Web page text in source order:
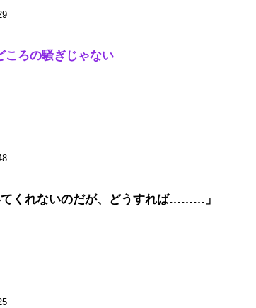
ころの騒ぎじゃない
くれないのだが、どうすれば………」